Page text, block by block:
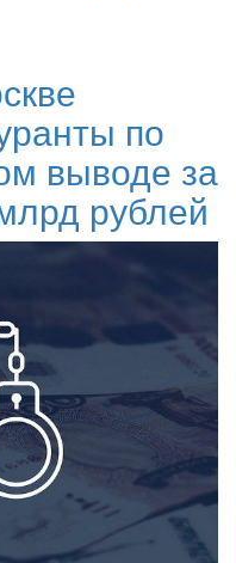
по
выводе за
рублей